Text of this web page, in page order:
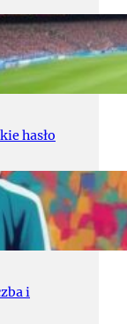
hasło
i